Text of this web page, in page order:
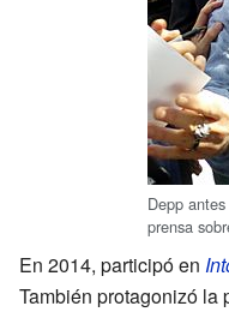
Depp
prensa
En 2014, participó en
También protagonizó la